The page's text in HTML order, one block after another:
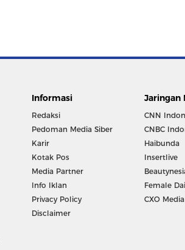
Informasi
Redaksi
Pedoman Media Siber
Karir
Kotak Pos
Media Partner
Info Iklan
Privacy Policy
Disclaimer
Jaringan
CNN
CNBC
Haibunda
Insertlive
Female
CXO Media